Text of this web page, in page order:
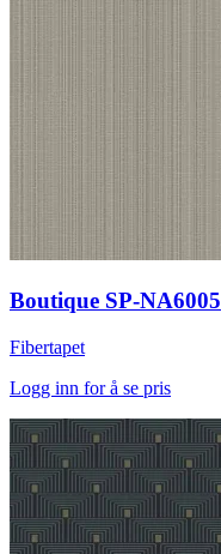
Boutique SP-NA6005
Fibertapet
Logg inn for å se pris